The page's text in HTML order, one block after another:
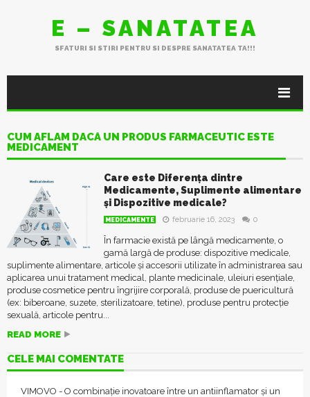
E – SANATATEA
SFATURI SI STIRI PENTRU SI DESPRE SANATATEA TA!!!
CUM AFLAM DACĂ UN PRODUS FARMACEUTIC ESTE
MEDICAMENT
Care este Diferența dintre
Medicamente, Suplimente alimentare
și Dispozitive medicale?
MEDICAMENTE februarie 16, 2023 0
În farmacie există pe lângă medicamente, o
gamă largă de produse: dispozitive medicale,
suplimente alimentare, articole și accesorii utilizate în administrarea sau
aplicarea unui trata­ment medical, plante medicinale, uleiuri esențiale,
produse cosmetice pentru îngrijire corporală, produse de puericultură
(ex: biberoane, suzete, sterilizatoare, tetine), produse pentru protecție
sexuală, articole pentru...
READ MORE
CELE MAI COMENTATE
VIMOVO - O combinație inovatoare între un antiinflamator și un